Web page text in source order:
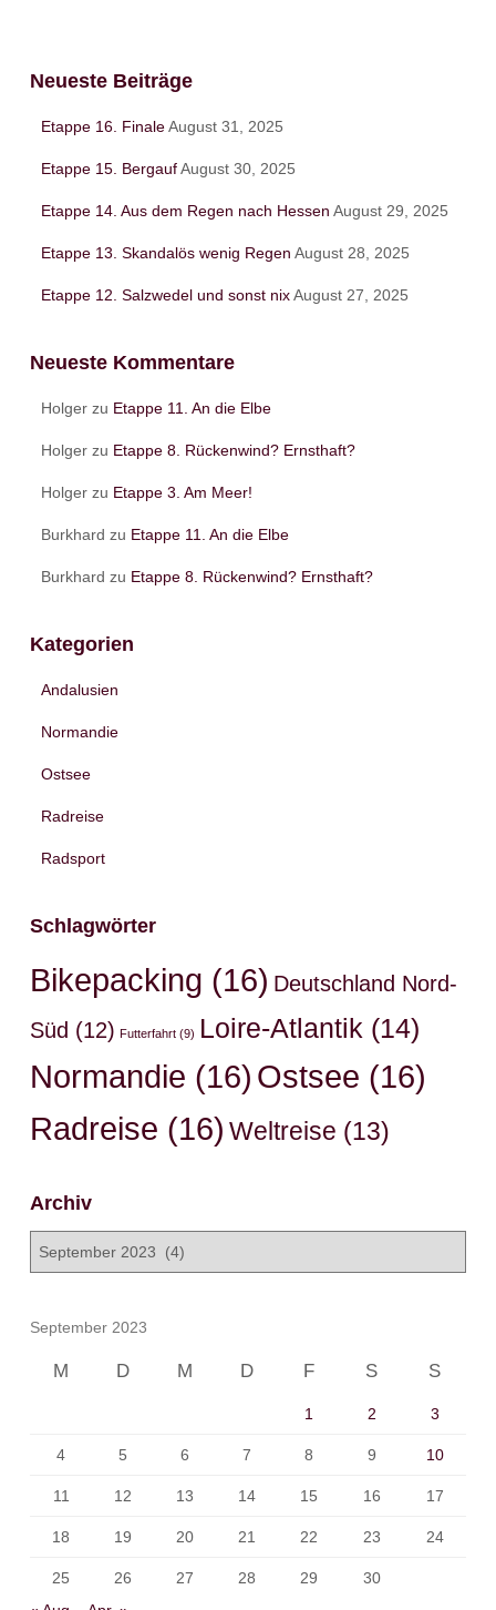
n
Neueste Beiträge
Etappe 16. FinaleAugust 31, 2025
Etappe 15. BergaufAugust 30, 2025
Etappe 14. Aus dem Regen nach Hessen August 29, 2025
Etappe 13. Skandalös wenig Regen August 28, 2025
Etappe 12. Salzwedel und sonst nixAugust 27, 2025
Neueste Kommentare
Holger zu Etappe 11. An die Elbe
Holger zu Etappe 8. Rückenwind? Ernsthaft?
Holger zu Etappe 3. Am Meer!
Burkhard zu Etappe 11. An die Elbe
Burkhard zu Etappe 8. Rückenwind? Ernsthaft?
Kategorien
Andalusien
Normandie
Ostsee
Radreise
Radsport
Schlagwörter
Bikepacking (16) Deutschland Nord-
Süd (12) Futterfahrt (9) Loire-Atlantik (14)
Normandie (16) Ostsee (16)
Radreise (16) Weltreise (13)
Archiv
September 2023
M D M D F S S
1 2 3
4 5 6 7 8 9 10
11 12 13 14 15 16 17
18 19 20 21 22 23 24
25 26 27 28 29
30